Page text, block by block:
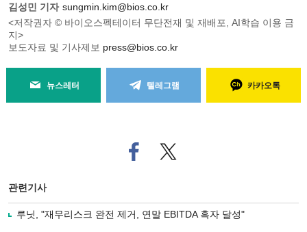
김성민 기자 sungmin.kim@bios.co.kr
<저작권자 © 바이오스펙테이터 무단전재 및 재배포, AI학습 이용 금
지>
보도자료 및 기사제보 press@bios.co.kr
뉴스레터 텔레그램 카카오톡
페
이
로
기
트위
터로
관련기사
루닛, "재무리스크 완전 제거, 연말 EBITDA 흑자 달성"